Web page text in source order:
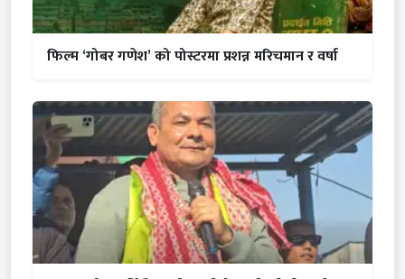
फिल्म ‘गोबर गणेश’ को पोस्टरमा प्रशन्न मरिचमान र वर्षा